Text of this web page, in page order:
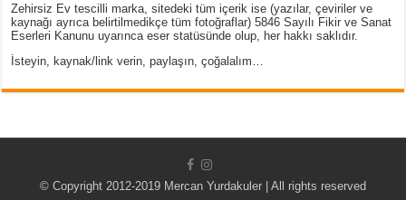
Zehirsiz Ev tescilli marka, sitedeki tüm içerik ise (yazılar, çeviriler ve
kaynağı ayrıca belirtilmedikçe tüm fotoğraflar) 5846 Sayılı Fikir ve Sanat
Eserleri Kanunu uyarınca eser statüsünde olup, her hakkı saklıdır.
İsteyin, kaynak/link verin, paylaşın, çoğalalım…
© Copyright 2012-2019 Mercan Yurdakuler | All rights reserved